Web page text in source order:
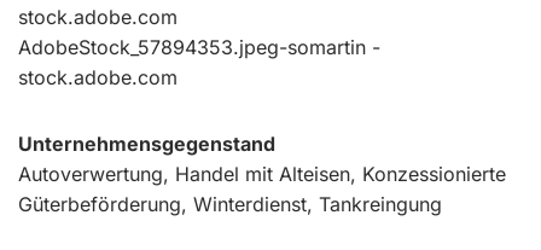
stock.adobe.com
AdobeStock_57894353.jpeg-somartin -
stock.adobe.com
Unternehmensgegenstand
Autoverwertung, Handel mit Alteisen, Konzessionierte
Güterbeförderung, Winterdienst, Tankreingung